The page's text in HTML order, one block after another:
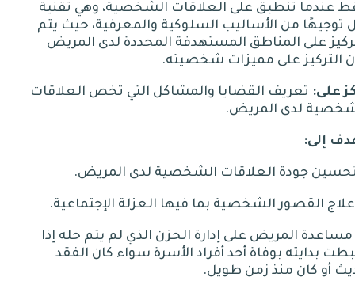
عندما تنطبق على العلاقات الشخصية، وهي تقنية
توجيهًا من الأساليب السلوكية والمعرفية، حيث يتم
على المناطق المستهدفة المحددة لدى المريض
التركيز على مميزات شخصيته.
على: تعريف القضايا والمشاكل التي تخص العلاقات
لدى المريض.
إلى:
.
.
مساعدة المريض على إدارة الحزن الذي لم يتم حله إذا
بدايته بوفاة أحد أفراد الأسرة سواء كان الفقد
أو كان منذ زمن طويل.